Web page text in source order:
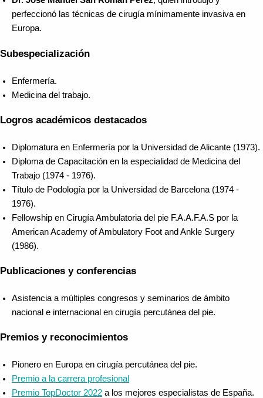
perfeccionó las técnicas de cirugía mínimamente invasiva en
Europa.
Subespecialización
Enfermería.
Medicina del trabajo.
Logros académicos destacados
Diplomatura en Enfermería por la Universidad de Alicante (1973).
Diploma de Capacitación en la especialidad de Medicina del
Trabajo (1974 - 1976).
Título de Podología por la Universidad de Barcelona (1974 -
1976).
Fellowship en Cirugía Ambulatoria del pie F.A.A.F.A.S por la
American Academy of Ambulatory Foot and Ankle Surgery
(1986).
Publicaciones y conferencias
Asistencia a múltiples congresos y seminarios de ámbito
nacional e internacional en cirugía percutánea del pie.
Premios y reconocimientos
Pionero en Europa en cirugía percutánea del pie.
Premio a la carrera profesional
Premio TopDoctor 2022 a los mejores especialistas de España.